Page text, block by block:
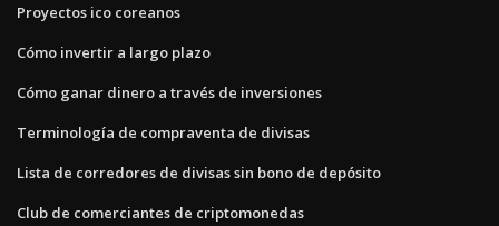
Proyectos ico coreanos
Cómo invertir a largo plazo
Cómo ganar dinero a través de inversiones
Terminología de compraventa de divisas
Lista de corredores de divisas sin bono de depósito
Club de comerciantes de criptomonedas